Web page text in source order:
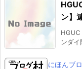
ン】
HGUC
ンダ
にほんブ